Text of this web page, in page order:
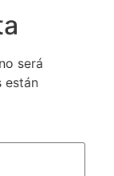
será
están